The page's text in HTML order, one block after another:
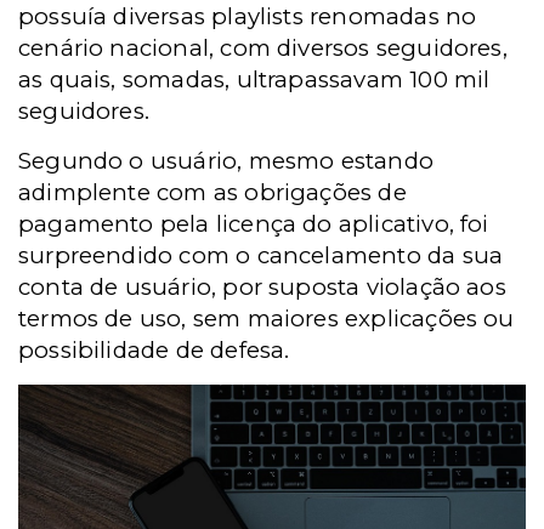
possuía diversas playlists renomadas no
cenário nacional, com diversos seguidores,
as quais, somadas, ultrapassavam 100 mil
seguidores.
Segundo o usuário, mesmo estando
adimplente com as obrigações de
pagamento pela licença do aplicativo, foi
surpreendido com o cancelamento da sua
conta de usuário, por suposta violação aos
termos de uso, sem maiores explicações ou
possibilidade de defesa.